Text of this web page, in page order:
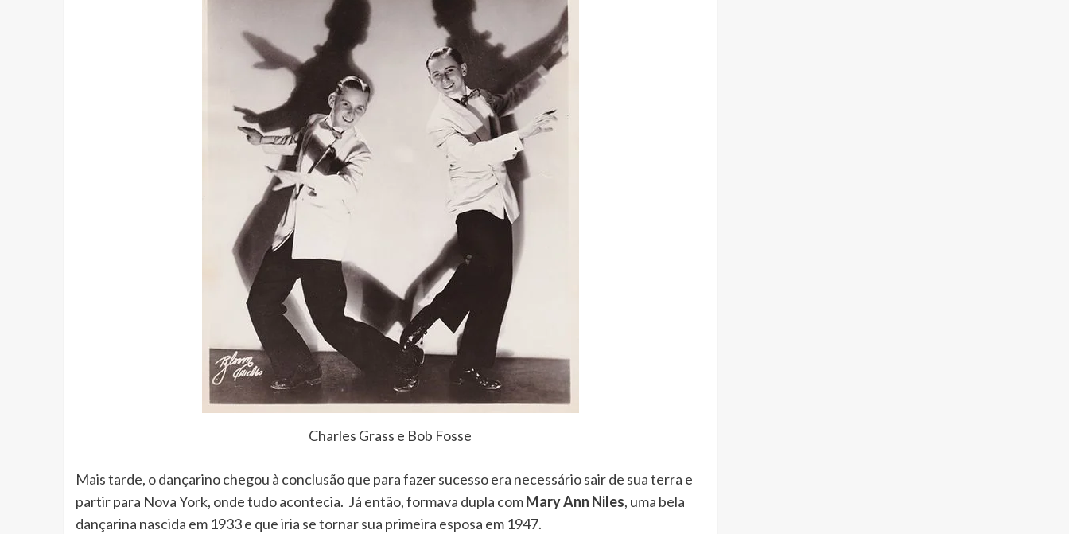
Charles Grass e Bob Fosse
Mais tarde, o dançarino chegou à conclusão que para fazer sucesso era necessário sair de sua terra e
partir para Nova York, onde tudo acontecia. Já então, formava dupla comMary Ann Niles, uma bela
dançarina nascida em 1933 e que iria se tornar sua primeira esposa em 1947.